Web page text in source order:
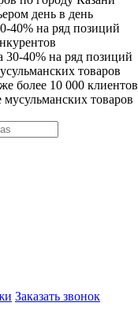
40% на ряд позиций
товаров
более 10 000 клиентов
Заказать звонок